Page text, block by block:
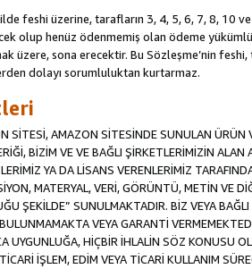
feshi üzerine, tarafların 3, 4, 5, 6, 7, 8, 10
olup henüz ödenmemiş olan ödeme
üzere, sona erecektir. Bu Sözleşme’nin
dolayı sorumluluktan kurtarmaz.
SİTESİ, AMAZON SİTESİNDE SUNULAN ÜRÜN
BİZİM VE VE BAĞLI ŞİRKETLERİMİZİN
YA DA LİSANS VERENLERİMİZ
MATERYAL, VERİ, GÖRÜNTÜ, METİN VE
ŞEKİLDE” SUNULMAKTADIR. BİZ VEYA
VEYA GARANTİ
UYGUNLUĞA, HİÇBİR İHLALİN SÖZ KONUSU
İŞLEM, EDİM VEYA TİCARİ KULLANIM